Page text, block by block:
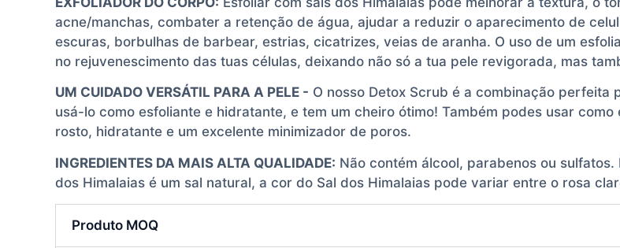
acne/manchas, combater a retenção de água, ajudar a reduzir o aparecimento de
escuras, borbulhas de barbear, estrias, cicatrizes, veias de aranha. O uso de um
no rejuvenescimento das tuas células, deixando não só a tua pele revigorada, mas
UM CUIDADO VERSÁTIL PARA A PELE - O nosso Detox Scrub é a combinação
usá-lo como esfoliante e hidratante, e tem um cheiro ótimo! Também podes usar
rosto, hidratante e um excelente minimizador de poros.
INGREDIENTES DA MAIS ALTA QUALIDADE: Não contém álcool, parabenos ou
dos Himalaias é um sal natural, a cor do Sal dos Himalaias pode variar entre o rosa
Produto MOQ